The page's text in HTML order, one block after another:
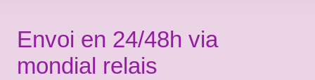
Envoi en 24/48h via
mondial relais